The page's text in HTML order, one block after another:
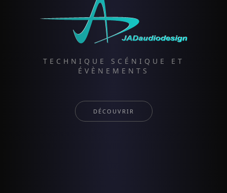
TECHNIQUE SCÉNIQUE ET
ÉVÈNEMENTS
DÉCOUVRIR